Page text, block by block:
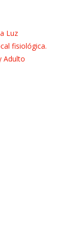
Luz
fisiológica.
Adulto